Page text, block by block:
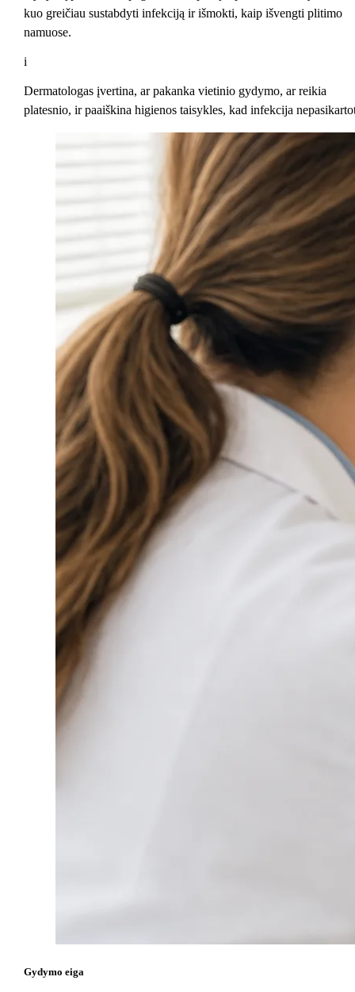
kuo greičiau sustabdyti infekciją ir išmokti, kaip išvengti plitimo
namuose.
i
Dermatologas įvertina, ar pakanka vietinio gydymo, ar reikia
platesnio, ir paaiškina higienos taisykles, kad infekcija
Gydymo eiga